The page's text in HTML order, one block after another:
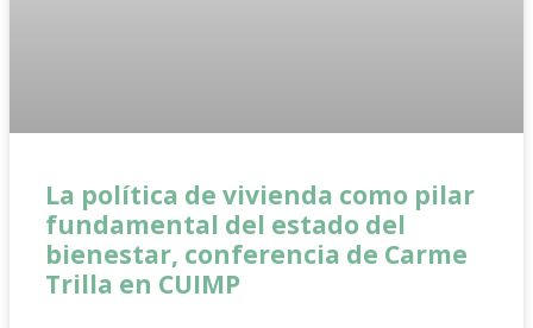
La política de vivienda como pilar
fundamental del estado del
bienestar, conferencia de Carme
Trilla en CUIMP